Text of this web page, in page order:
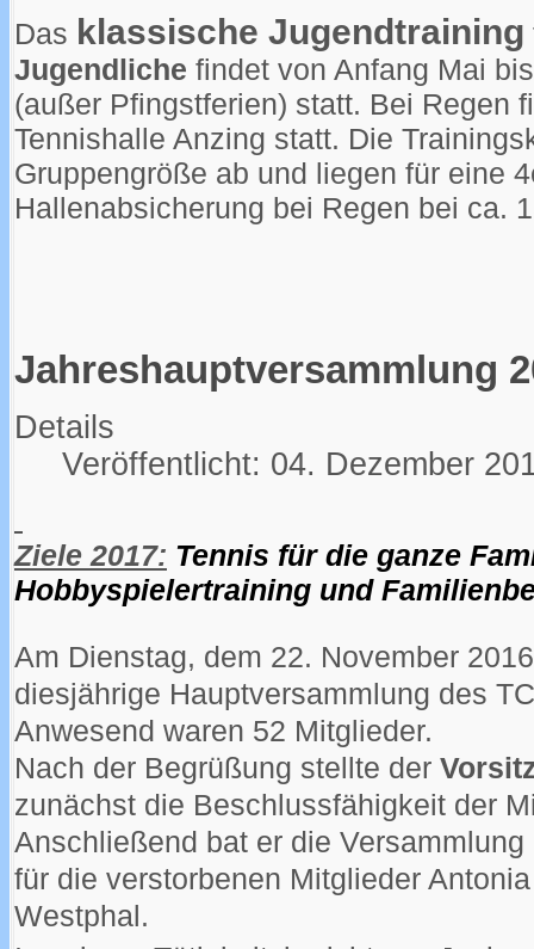
Das klassische Jugendtraining
Jugendliche findet von Anfang Mai
(außer Pfingstferien) statt. Bei Regen
Tennishalle Anzing statt. Die
Gruppengröße ab und liegen für eine
Hallenabsicherung bei Regen bei ca.
Jahreshauptversammlung
Details
Veröffentlicht: 04. Dezember
Ziele 2017: Tennis für die ganze
Hobbyspielertraining und
Am Dienstag, dem 22. November 2016
diesjährige Hauptversammlung des
Anwesend waren 52 Mitglieder.
Nach der Begrüßung stellte der
zunächst die Beschlussfähigkeit der
Anschließend bat er die
für die verstorbenen Mitglieder
Westphal.